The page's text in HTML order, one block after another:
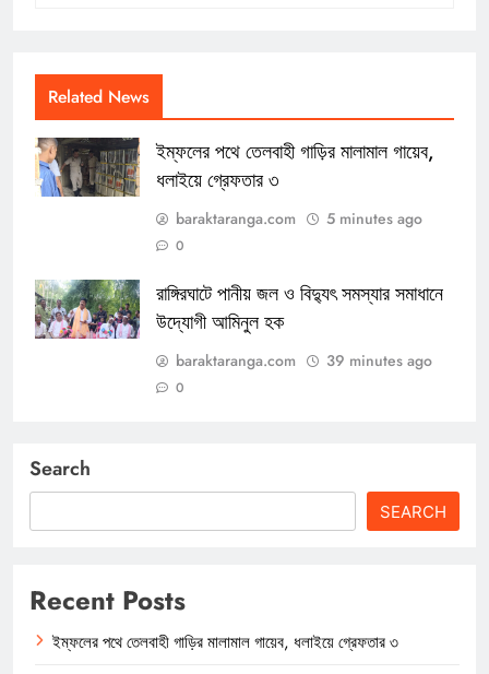
Related News
ইম্ফলের পথে তেলবাহী গাড়ির মালামাল গায়েব,
ধলাইয়ে গ্রেফতার ৩
baraktaranga.com 5 minutes ago
0
রাঙ্গিরঘাটে পানীয় জল ও বিদ্যুৎ সমস্যার সমাধানে
উদ্যোগী আমিনুল হক
baraktaranga.com 39 minutes ago
0
Search
SEARCH
Recent Posts
ইম্ফলের পথে তেলবাহী গাড়ির মালামাল গায়েব, ধলাইয়ে গ্রেফতার ৩